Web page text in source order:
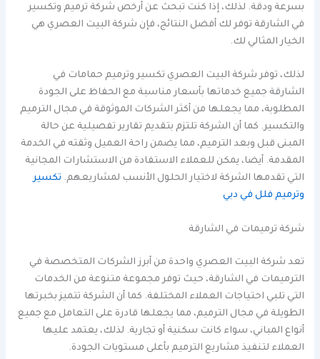
بسرعة ودقة. لذلك، إذا كنت تبحث عن أرخص شركة ترميم وتكسير
في الشارقة توفر لك أفضل النتائج، فإن شركة البيت العصري هي
الخيار المثالي لك.
لذلك، توفر شركة البيت العصري تكسير وترميم حمامات في
الشارقة جميع خدماتها بأسعار مناسبة مع الحفاظ على الجودة
المطلوبة، مما يجعلها من أكثر الشركات الموثوقة في مجال الترميم
والتكسير. كما أن الشركة تلتزم بتقديم تقارير تفصيلية عن حالة
المبنى قبل وبعد الترميم، مما يضمن راحة العميل وثقته في الخدمة
المقدمة. أيضا، يمكن للعملاء الاستفادة من الاستشارات المجانية
التي تقدمها الشركة لاختيار الحلول الأنسب لمشاريعهم. تكسير
وترميم فلل في دبي
شركة ترميمات في الشارقة
تعد شركة البيت العصري واحدة من أبرز الشركات المتخصصة في
الترميمات في الشارقة، حيث توفر مجموعة متنوعة من الخدمات
التي تلبي احتياجات العملاء المختلفة. كما أن الشركة تتميز بخبرتها
الطويلة في مجال الترميم، مما يجعلها قادرة على التعامل مع جميع
أنواع المباني، سواء كانت سكنية أو تجارية. لذلك، يعتمد عليها
العملاء لتنفيذ مشاريع الترميم بأعلى مستويات الجودة.